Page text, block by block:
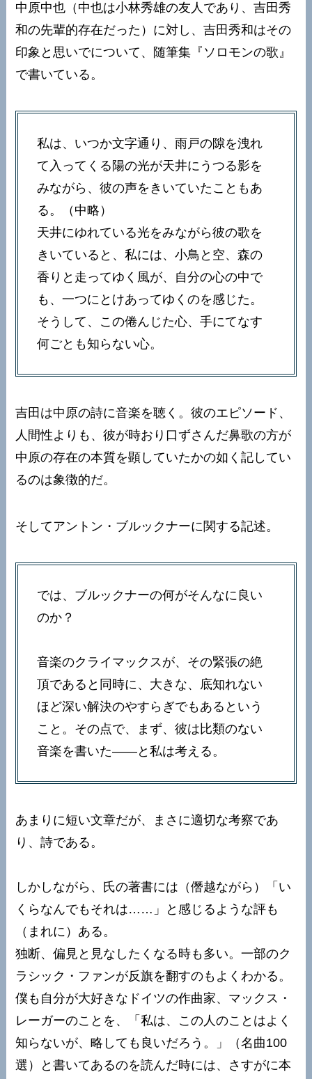
中原中也（中也は小林秀雄の友人であり、吉田秀
和の先輩的存在だった）に対し、吉田秀和はその
印象と思いでについて、随筆集『ソロモンの歌』
で書いている。
私は、いつか文字通り、雨戸の隙を洩れ
て入ってくる陽の光が天井にうつる影を
みながら、彼の声をきいていたこともあ
る。（中略）
天井にゆれている光をみながら彼の歌を
きいていると、私には、小鳥と空、森の
香りと走ってゆく風が、自分の心の中で
も、一つにとけあってゆくのを感じた。
そうして、この倦んじた心、手にてなす
何ごとも知らない心。
吉田は中原の詩に音楽を聴く。彼のエピソード、
人間性よりも、彼が時おり口ずさんだ鼻歌の方が
中原の存在の本質を顕していたかの如く記してい
るのは象徴的だ。
そしてアントン・ブルックナーに関する記述。
では、ブルックナーの何がそんなに良い
のか？
音楽のクライマックスが、その緊張の絶
頂であると同時に、大きな、底知れない
ほど深い解決のやすらぎでもあるという
こと。その点で、まず、彼は比類のない
音楽を書いた——と私は考える。
あまりに短い文章だが、まさに適切な考察であ
り、詩である。
しかしながら、氏の著書には（僭越ながら）「い
くらなんでもそれは……」と感じるような評も
（まれに）ある。
独断、偏見と見なしたくなる時も多い。一部のク
ラシック・ファンが反旗を翻すのもよくわかる。
僕も自分が大好きなドイツの作曲家、マックス・
レーガーのことを、「私は、この人のことはよく
知らないが、略しても良いだろう。」（名曲100
選）と書いてあるのを読んだ時には、さすがに本